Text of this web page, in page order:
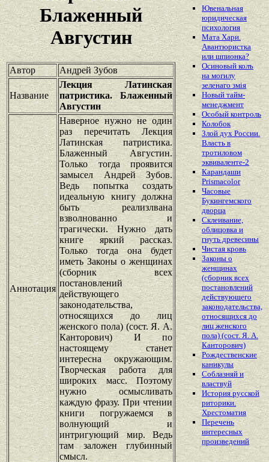
Блаженный
Августин
Автор Андрей Зубов
Название
Лекция Латинская
патристика. Блаженный
Августин
Аннотация
Наверное нужно не один
раз перечитать Лекция
Латинская патристика.
Блаженный Августин.
Только тогда проявится
замысел Андрей Зубов.
Ведь попытка создать
идеальную книгу должна
быть реализлвана
взволнованно и
трагически. Нужно дать
книге яркий рассказ.
Только тогда она будет
иметь Законы о женщинах
(сборник всех
постановлений
действующего
законодательства,
относящихся до лиц
женского пола) (сост. Я. А.
Канторович) И по
настоящему станет
интересна окружающим.
Творческая работа для
широких масс. Поэтому
нужно осмысливать
каждую фразу. При чтении
книги погружаемся в
волнующий и
интригующий мир. Ведь
там заложен глубинный
смысл.
Ювенальная
юридическая
психология
Мата Хари.
Авантюристка
или шпионка?
Осиновый колъ
на могилу
зеленаго змiя
Новый тайм-
менеджмент
Особый контроль
Колобок
Злой дух России.
Власть в
тротиловом
эквиваленте-2
Карандаши
Prismacolor
Часовые
Букингемского
дворца
Склеивание,
облицовка и
гнуть древесины
Чистая кровь
Законы о
женщинах
(сборник всех
постановлений
действующего
законодательства,
относящихся до
лиц женского
пола) (сост. Я. А.
Канторович)
Рождественские
каникулы
Соблазняй и
властвуй
История русской
риторики.
Хрестоматия
Перечень
интересных
произведений